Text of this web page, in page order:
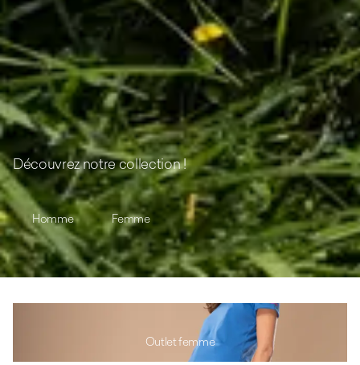
Découvrez notre collection !
Homme Femme
Outlet femme